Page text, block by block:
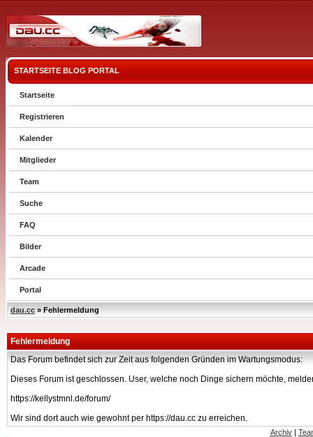
STARTSEITE BLOG PORTAL
Startseite
Registrieren
Kalender
Mitglieder
Team
Suche
FAQ
Bilder
Arcade
Portal
dau.cc » Fehlermeldung
Fehlermeldung
Das Forum befindet sich zur Zeit aus folgenden Gründen im Wartungsmodus:
Dieses Forum ist geschlossen. User, welche noch Dinge sichern möchte,
https://kellystmnl.de/forum/
Wir sind dort auch wie gewohnt per https://dau.cc zu erreichen.
Archiv|